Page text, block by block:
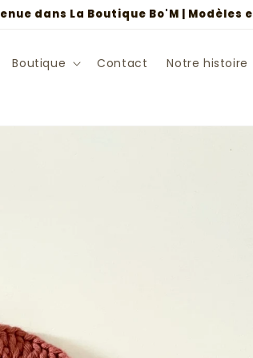
dans La Boutique Bo'M |
Boutique Contact Notre histoire